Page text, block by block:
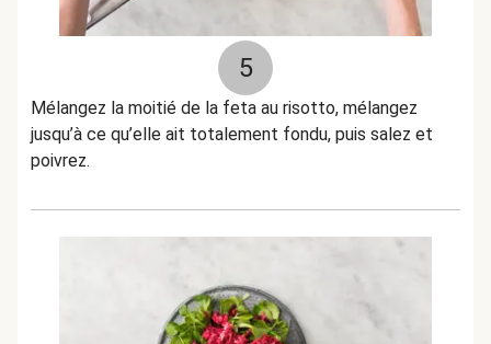
5
Mélangez la moitié de la feta au risotto, mélangez
jusqu’à ce qu’elle ait totalement fondu, puis salez et
poivrez.